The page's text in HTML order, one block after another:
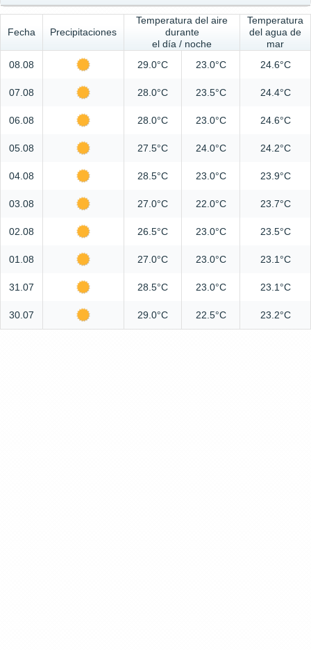
Fecha Precipitaciones
Temperatura del aire
durante
el día / noche
Temperatura
del agua de
mar
08.08
29.0°C 23.0°C 24.6°C
07.08 28.0°C 23.5°C 24.4°C
06.08 28.0°C 23.0°C 24.6°C
05.08 27.5°C 24.0°C 24.2°C
04.08 28.5°C 23.0°C 23.9°C
03.08 27.0°C 22.0°C 23.7°C
02.08 26.5°C 23.0°C 23.5°C
01.08 27.0°C 23.0°C 23.1°C
31.07 28.5°C 23.0°C 23.1°C
30.07 29.0°C 22.5°C 23.2°C